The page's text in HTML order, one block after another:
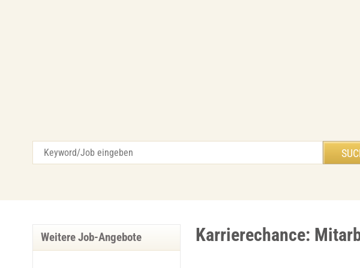
Karrierechance:
Weitere Job-Angebote